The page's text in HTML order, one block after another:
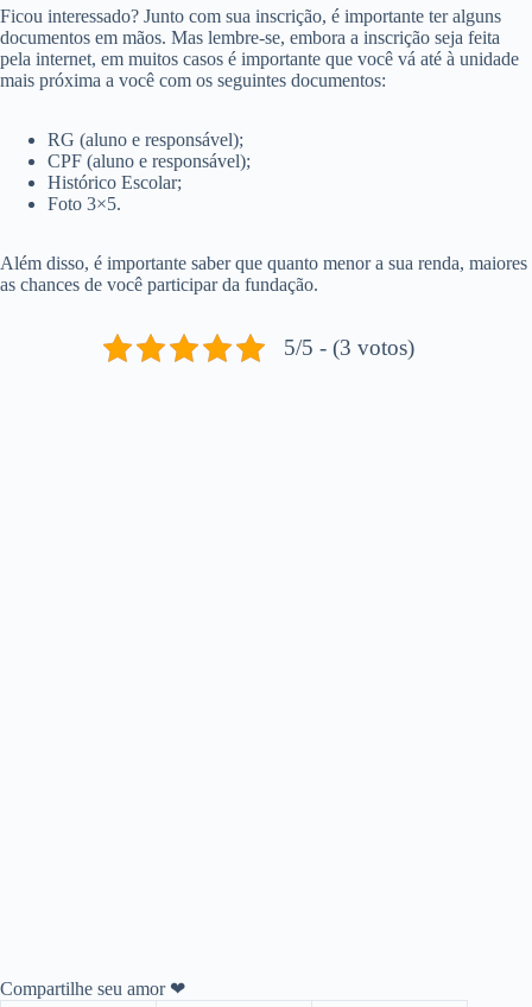
Ficou interessado? Junto com sua inscrição, é importante ter alguns
documentos em mãos. Mas lembre-se, embora a inscrição seja feita
pela internet, em muitos casos é importante que você vá até à unidade
mais próxima a você com os seguintes documentos:
RG (aluno e responsável);
CPF (aluno e responsável);
Histórico Escolar;
Foto 3×5.
Além disso, é importante saber que quanto menor a sua renda, maiores
as chances de você participar da fundação.
5/5 - (3 votos)
Compartilhe seu amor ❤